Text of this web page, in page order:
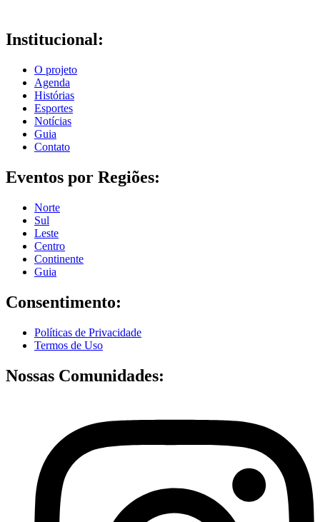
Institucional:
O projeto
Agenda
Histórias
Esportes
Notícias
Guia
Contato
Eventos por Regiões:
Norte
Sul
Leste
Centro
Continente
Guia
Consentimento:
Políticas de Privacidade
Termos de Uso
Nossas Comunidades: